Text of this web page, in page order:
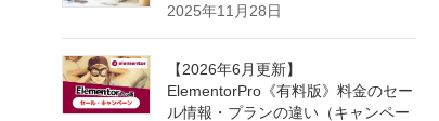
2025年11月28日
【2026年6月更新】
ElementorPro《有料版》料金のセー
ル情報・プランの違い（キャンペー